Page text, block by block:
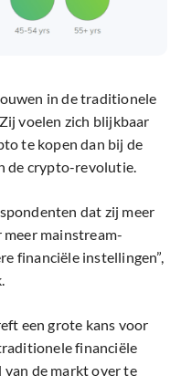
in de traditionele
voelen zich blijkbaar
te kopen dan bij de
de crypto-revolutie.
dat zij meer
mainstream-
financiële instellingen”,
een grote kans voor
financiële
van de markt over te